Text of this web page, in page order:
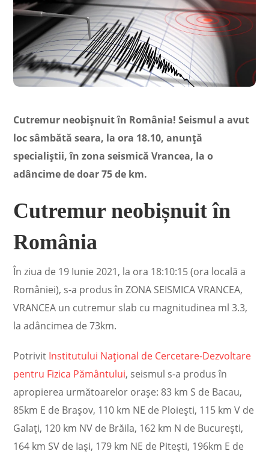
Cutremur neobișnuit în România! Seismul a avut
loc sâmbătă seara, la ora 18.10, anunță
specialiștii, în zona seismică Vrancea, la o
adâncime de doar 75 de km.
Cutremur neobișnuit în
România
În ziua de 19 Iunie 2021, la ora 18:10:15 (ora locală a
României), s-a produs în ZONA SEISMICA VRANCEA,
VRANCEA un cutremur slab cu magnitudinea ml 3.3,
la adâncimea de 73km.
Potrivit Institutului Național de Cercetare-Dezvoltare
pentru Fizica Pământului, seismul s-a produs în
apropierea următoarelor oraşe: 83 km S de Bacau,
85km E de Brașov, 110 km NE de Ploiești, 115 km V de
Galați, 120 km NV de Brăila, 162 km N de București,
164 km SV de Iași, 179 km NE de Pitești, 196km E de